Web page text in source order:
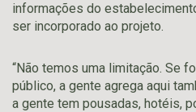
informações do
ser incorporado ao projeto.
“Não temos uma limitação. Se
público, a gente agrega aqui
a gente tem pousadas, hotéis,